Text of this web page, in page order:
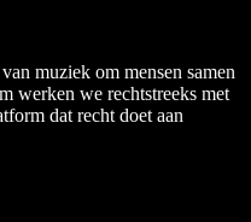
muziek om mensen samen
werken we rechtstreeks met
dat recht doet aan